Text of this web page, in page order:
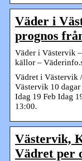
Väder i
prognos
Väder i Västervik
källor –
Vädret i Västervik
Västervik 10
Idag 19 Feb Idag
13:00.
Västervik,
Vädret per